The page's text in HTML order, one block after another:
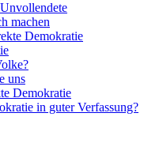
machen
Demokratie
uns
Demokratie
in guter Verfassung?